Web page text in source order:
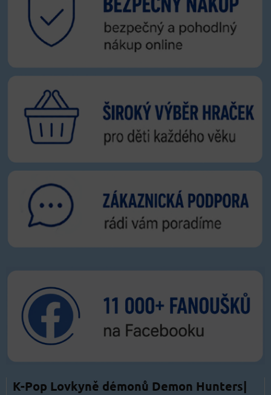
K-Pop Lovkyně démonů Demon Hunters|